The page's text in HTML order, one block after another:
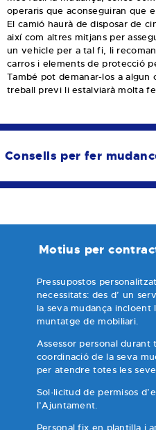
operaris que aconseguiran que
El camió haurà de disposar de
així com altres mitjans per
un vehicle per a tal fi, li
carros i elements de protecció
També pot demanar-los a
treball previ li estalviarà molta
Consells per fer
Motius per
Pressupostos
necessitats: des d’ un
la seva mudança incloent
muntatge de mobiliari.
Assessor personal
coordinació de la seva
per atendre totes les
Sol·licitud de permisos
l’Ajuntament.
Personal fix en plantilla i